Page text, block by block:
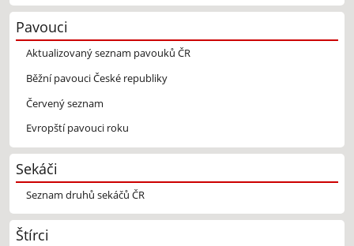
Pavouci
Aktualizovaný seznam pavouků ČR
Běžní pavouci České republiky
Červený seznam
Evropští pavouci roku
Sekáči
Seznam druhů sekáčů ČR
Štírci